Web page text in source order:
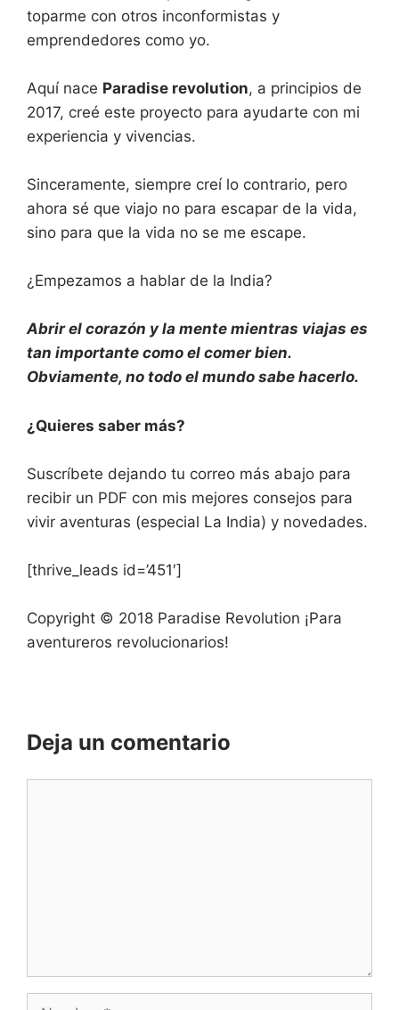
toparme con otros inconformistas y
emprendedores como yo.
Aquí nace Paradise revolution, a principios de
2017, creé este proyecto para ayudarte con mi
experiencia y vivencias.
Sinceramente, siempre creí lo contrario, pero
ahora sé que viajo no para escapar de la vida,
sino para que la vida no se me escape.
¿Empezamos a hablar de la India?
Abrir el corazón y la mente mientras viajas es
tan importante como el comer bien.
Obviamente, no todo el mundo sabe hacerlo.
¿Quieres saber más?
Suscríbete dejando tu correo más abajo para
recibir un PDF con mis mejores consejos para
vivir aventuras (especial La India) y novedades.
[thrive_leads id=’451′]
Copyright © 2018 Paradise Revolution ¡Para
aventureros revolucionarios!
Deja un comentario